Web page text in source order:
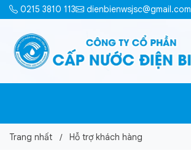
0215 3810 113 dienbienwsjsc@gmail.com
Trang nhất Hỗ trợ khách hàng